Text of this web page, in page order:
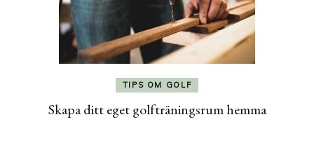
TIPS OM GOLF
Skapa ditt eget golfträningsrum hemma